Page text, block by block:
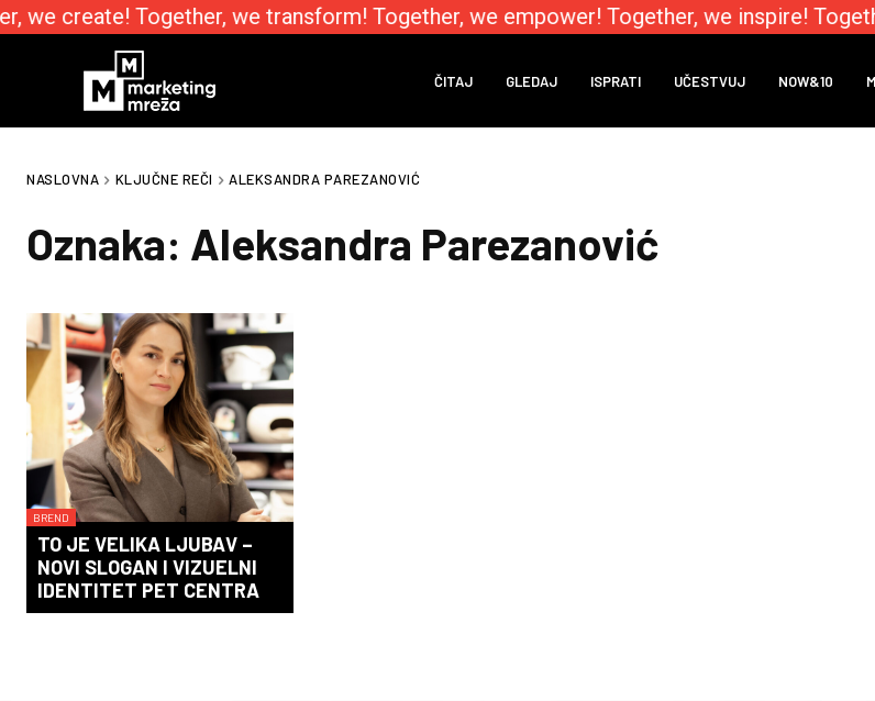
we create! Together, we transform! Together, we empower! Together, we inspire!
ČITAJ GLEDAJ ISPRATI UČESTVUJ NOW&10
NASLOVNA KLJUČNE REČI ALEKSANDRA PAREZANOVIĆ
Oznaka: Aleksandra Parezanović
BREND
TO JE VELIKA LJUBAV –
NOVI SLOGAN I VIZUELNI
IDENTITET PET CENTRA